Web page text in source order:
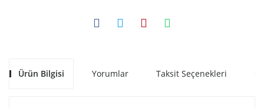
Ürün Bilgisi Yorumlar Taksit Seçenekleri